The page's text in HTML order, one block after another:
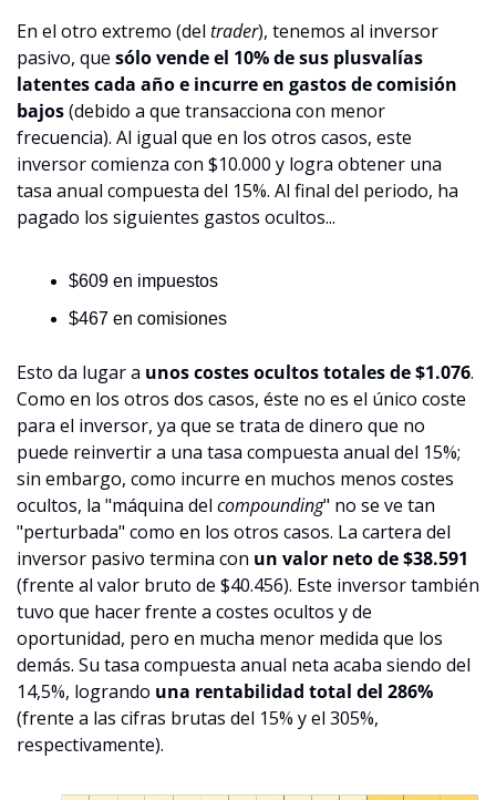
En el otro extremo (del trader), tenemos al inversor
pasivo, que sólo vende el 10% de sus plusvalías
latentes cada año e incurre en gastos de comisión
bajos (debido a que transacciona con menor
frecuencia). Al igual que en los otros casos, este
inversor comienza con $10.000 y logra obtener una
tasa anual compuesta del 15%. Al final del periodo, ha
pagado los siguientes gastos ocultos...
$609 en impuestos
$467 en comisiones
Esto da lugar a unos costes ocultos totales de $1.076.
Como en los otros dos casos, éste no es el único coste
para el inversor, ya que se trata de dinero que no
puede reinvertir a una tasa compuesta anual del 15%;
sin embargo, como incurre en muchos menos costes
ocultos, la "máquina del compounding" no se ve tan
"perturbada" como en los otros casos. La cartera del
inversor pasivo termina con
(frente al valor bruto de $40.456). Este inversor también
tuvo que hacer frente a costes ocultos y de
oportunidad, pero en mucha menor medida que los
demás. Su tasa compuesta anual neta acaba siendo del
14,5%, logrando una rentabilidad total del 286%
(frente a las cifras brutas del 15% y el 305%,
respectivamente).